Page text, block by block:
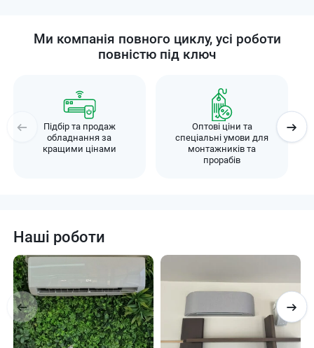
Ми компанія повного циклу, усі роботи
повністю під ключ
Підбір та продаж
обладнання за
кращими цінами
Оптові ціни та
спеціальні умови для
монтажників та
прорабів
Наші роботи